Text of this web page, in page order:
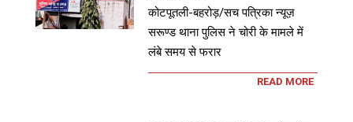
कोटपूतली-बहरोड़/सच पत्रिका न्यूज़
सरूण्ड थाना पुलिस ने चोरी के मामले में
लंबे समय से फरार
READ MORE